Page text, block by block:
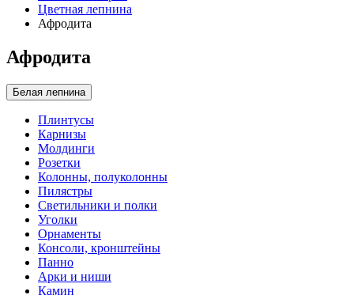
Цветная лепнина
Афродита
Афродита
Белая лепнина
Плинтусы
Карнизы
Молдинги
Розетки
Колонны, полуколонны
Пилястры
Светильники и полки
Уголки
Орнаменты
Консоли, кронштейны
Панно
Арки и ниши
Камин